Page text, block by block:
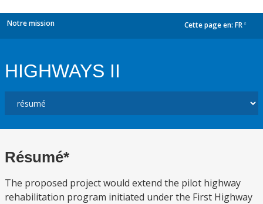
Notre mission Cette page en: FR
HIGHWAYS II
Résumé*
The proposed project would extend the pilot highway
rehabilitation program initiated under the First Highway